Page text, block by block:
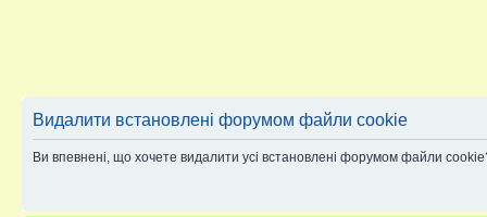
Видалити встановлені форумом файли cookie
Ви впевнені, що хочете видалити усі встановлені форумом файли